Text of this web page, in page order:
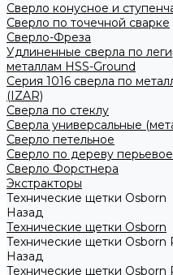
Сверло конусное и
Сверло по точечной сварке
Сверло-Фреза
Удлиненные сверла по
металлам HSS-Ground
Серия 1016 сверла по
(IZAR)
Сверла по стеклу
Сверла универсальные
Сверло петельное
Сверло по дереву перьевое
Сверло Форстнера
Экстракторы
Технические щетки Osborn
Назад
Технические щетки Osborn
Технические щетки Osborn
Назад
Технические щетки Osborn